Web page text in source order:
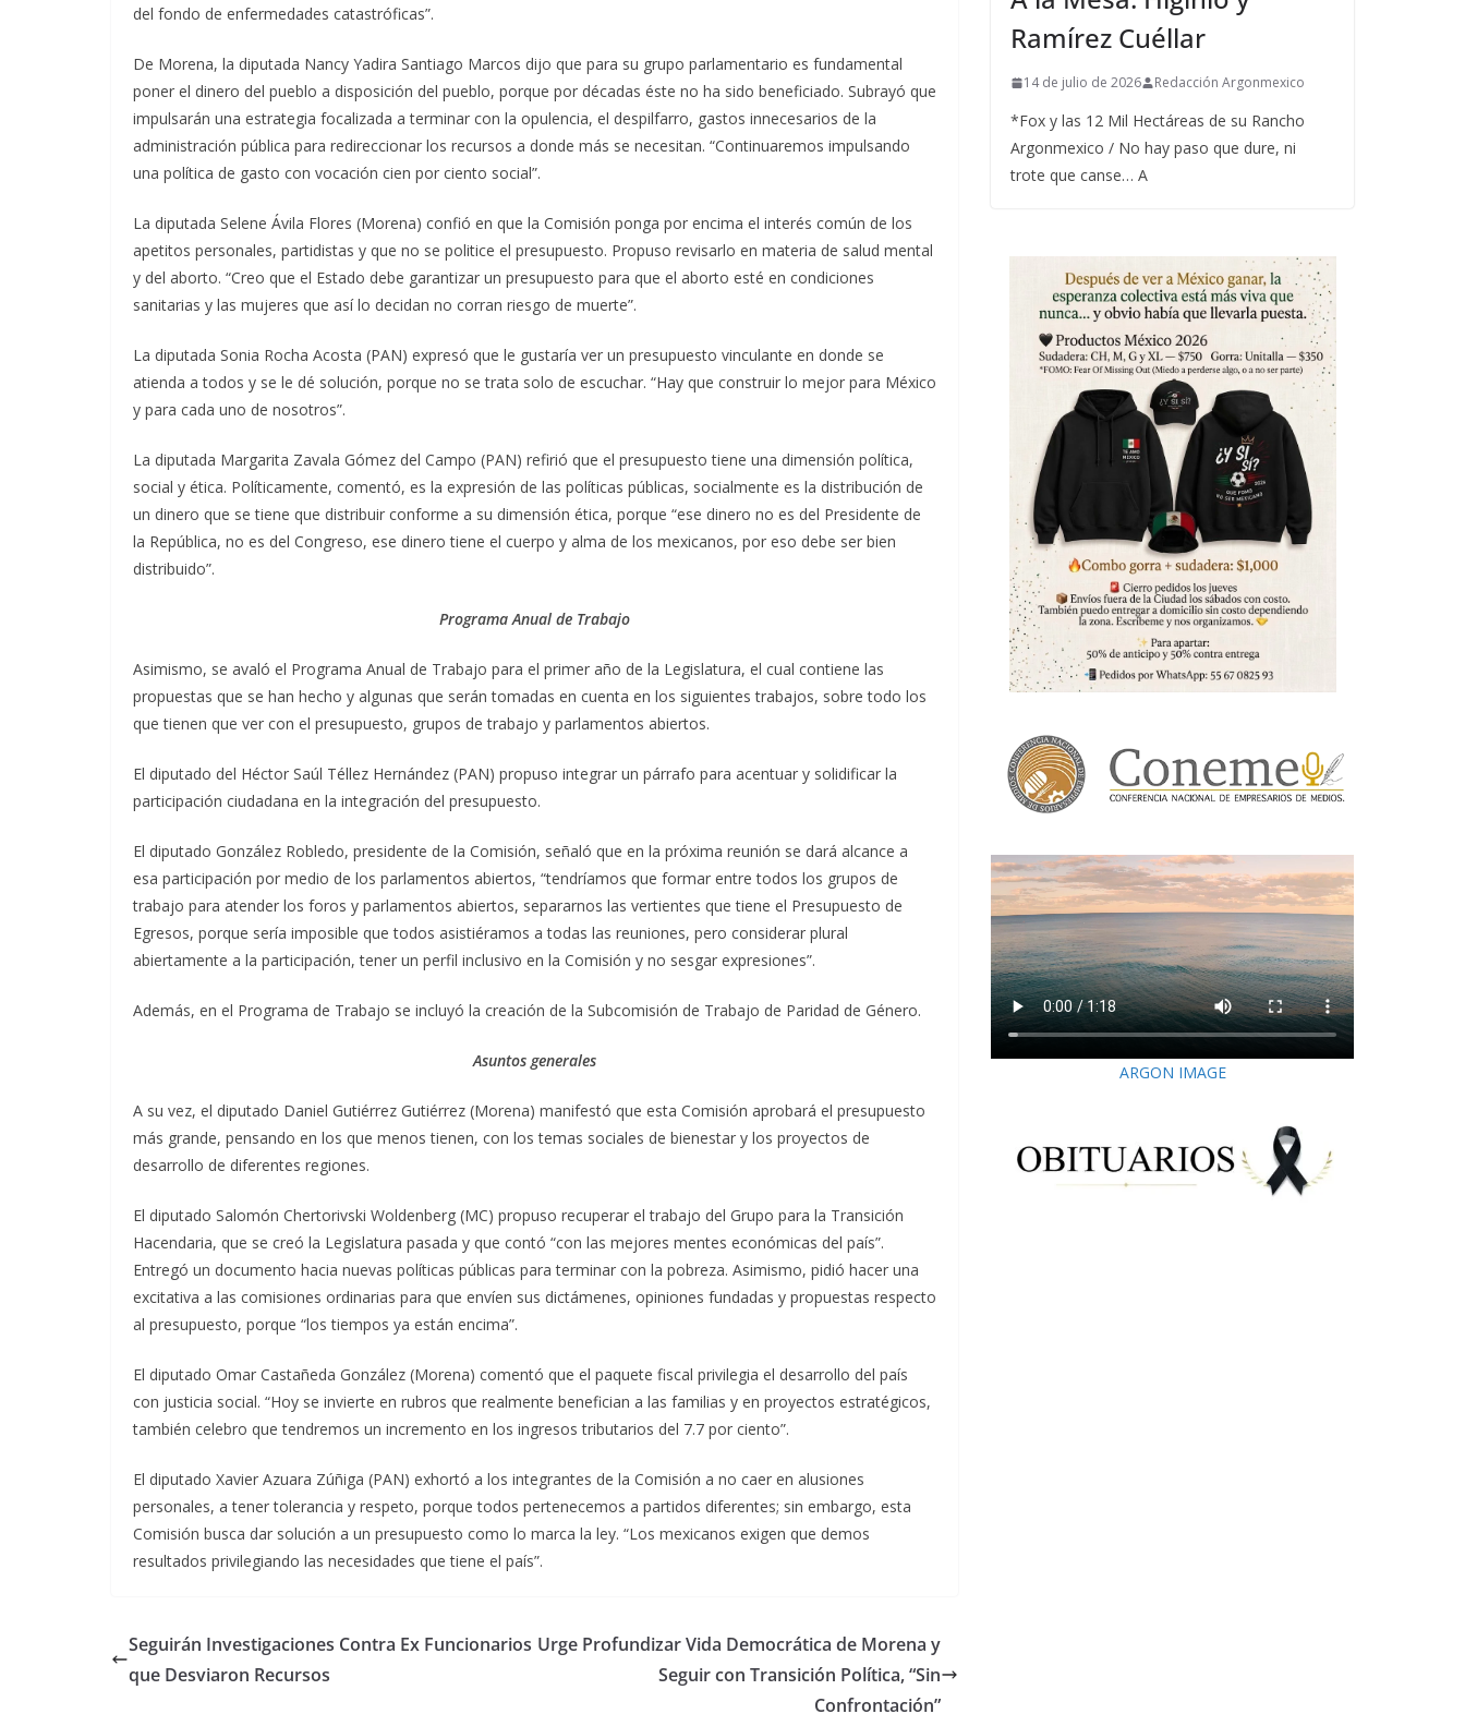
del fondo de enfermedades catastróficas”.
De Morena, la diputada Nancy Yadira Santiago Marcos dijo que para su grupo parlamentario es fundamental
poner el dinero del pueblo a disposición del pueblo, porque por décadas éste no ha sido beneficiado. Subrayó que
impulsarán una estrategia focalizada a terminar con la opulencia, el despilfarro, gastos innecesarios de la
administración pública para redireccionar los recursos a donde más se necesitan. “Continuaremos impulsando
una política de gasto con vocación cien por ciento social”.
La diputada Selene Ávila Flores (Morena) confió en que la Comisión ponga por encima el interés común de los
apetitos personales, partidistas y que no se politice el presupuesto. Propuso revisarlo en materia de salud mental
y del aborto. “Creo que el Estado debe garantizar un presupuesto para que el aborto esté en condiciones
sanitarias y las mujeres que así lo decidan no corran riesgo de muerte”.
La diputada Sonia Rocha Acosta (PAN) expresó que le gustaría ver un presupuesto vinculante en donde se
atienda a todos y se le dé solución, porque no se trata solo de escuchar. “Hay que construir lo mejor para México
y para cada uno de nosotros”.
La diputada Margarita Zavala Gómez del Campo (PAN) refirió que el presupuesto tiene una dimensión política,
social y ética. Políticamente, comentó, es la expresión de las políticas públicas, socialmente es la distribución de
un dinero que se tiene que distribuir conforme a su dimensión ética, porque “ese dinero no es del Presidente de
la República, no es del Congreso, ese dinero tiene el cuerpo y alma de los mexicanos, por eso debe ser bien
distribuido”.
Programa Anual de Trabajo
Asimismo, se avaló el Programa Anual de Trabajo para el primer año de la Legislatura, el cual contiene las
propuestas que se han hecho y algunas que serán tomadas en cuenta en los siguientes trabajos, sobre todo los
que tienen que ver con el presupuesto, grupos de trabajo y parlamentos abiertos.
El diputado del Héctor Saúl Téllez Hernández (PAN) propuso integrar un párrafo para acentuar y solidificar la
participación ciudadana en la integración del presupuesto.
El diputado González Robledo, presidente de la Comisión, señaló que en la próxima reunión se dará alcance a
esa participación por medio de los parlamentos abiertos, “tendríamos que formar entre todos los grupos de
trabajo para atender los foros y parlamentos abiertos, separarnos las vertientes que tiene el Presupuesto de
Egresos, porque sería imposible que todos asistiéramos a todas las reuniones, pero considerar plural
abiertamente a la participación, tener un perfil inclusivo en la Comisión y no sesgar expresiones”.
Además, en el Programa de Trabajo se incluyó la creación de la Subcomisión de Trabajo de Paridad de Género.
Asuntos generales
A su vez, el diputado Daniel Gutiérrez Gutiérrez (Morena) manifestó que esta Comisión aprobará el presupuesto
más grande, pensando en los que menos tienen, con los temas sociales de bienestar y los proyectos de
desarrollo de diferentes regiones.
El diputado Salomón Chertorivski Woldenberg (MC) propuso recuperar el trabajo del Grupo para la Transición
Hacendaria, que se creó la Legislatura pasada y que contó “con las mejores mentes económicas del país”.
Entregó un documento hacia nuevas políticas públicas para terminar con la pobreza. Asimismo, pidió hacer una
excitativa a las comisiones ordinarias para que envíen sus dictámenes, opiniones fundadas y propuestas respecto
al presupuesto, porque “los tiempos ya están encima”.
El diputado Omar Castañeda González (Morena) comentó que el paquete fiscal privilegia el desarrollo del país
con justicia social. “Hoy se invierte en rubros que realmente benefician a las familias y en proyectos estratégicos,
también celebro que tendremos un incremento en los ingresos tributarios del 7.7 por ciento”.
El diputado Xavier Azuara Zúñiga (PAN) exhortó a los integrantes de la Comisión a no caer en alusiones
personales, a tener tolerancia y respeto, porque todos pertenecemos a partidos diferentes; sin embargo, esta
Comisión busca dar solución a un presupuesto como lo marca la ley. “Los mexicanos exigen que demos
resultados privilegiando las necesidades que tiene el país”.
Seguirán Investigaciones Contra Ex Funcionarios
que Desviaron Recursos
Urge Profundizar Vida Democrática de Morena y
Seguir con Transición Política, “Sin
Confrontación”
Ramírez Cuéllar
14 de julio de 2026 Redacción Argonmexico
*Fox y las 12 Mil Hectáreas de su Rancho
Argonmexico / No hay paso que dure, ni
trote que canse… A
ARGON IMAGE